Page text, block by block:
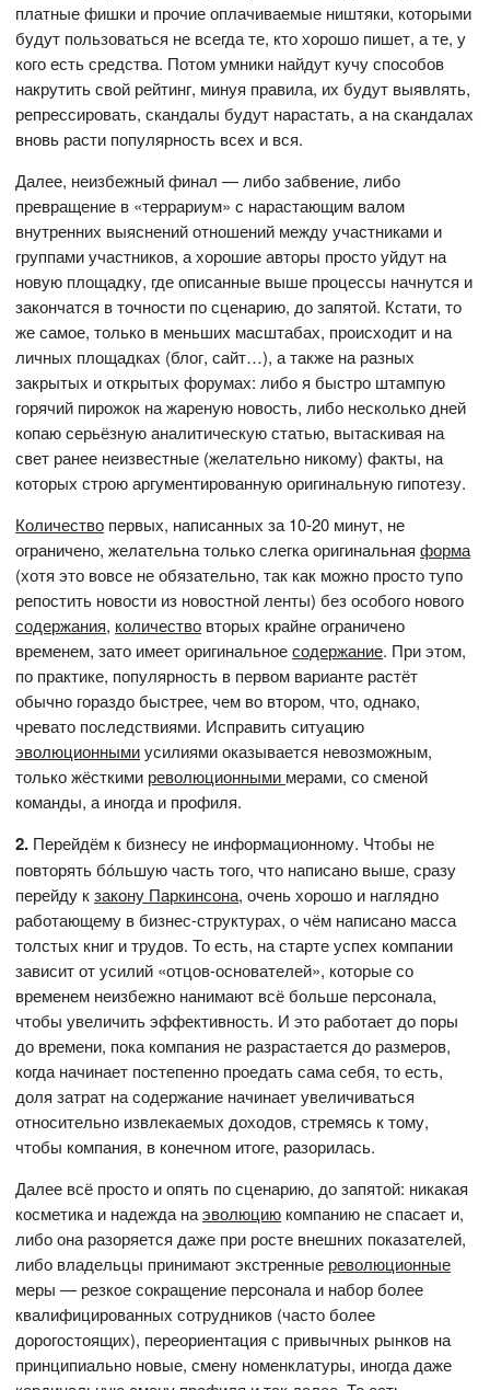
платные фишки и прочие оплачиваемые ништяки, которыми
будут пользоваться не всегда те, кто хорошо пишет, а те, у
кого есть средства. Потом умники найдут кучу способов
накрутить свой рейтинг, минуя правила, их будут выявлять,
репрессировать, скандалы будут нарастать, а на скандалах
вновь расти популярность всех и вся.
Далее, неизбежный финал — либо забвение, либо
превращение в «террариум» с нарастающим валом
внутренних выяснений отношений между участниками и
группами участников, а хорошие авторы просто уйдут на
новую площадку, где описанные выше процессы начнутся и
закончатся в точности по сценарию, до запятой. Кстати, то
же самое, только в меньших масштабах, происходит и на
личных площадках (блог, сайт…), а также на разных
закрытых и открытых форумах: либо я быстро штампую
горячий пирожок на жареную новость, либо несколько дней
копаю серьёзную аналитическую статью, вытаскивая на
свет ранее неизвестные (желательно никому) факты, на
которых строю аргументированную оригинальную гипотезу.
Количество первых, написанных за 10-20 минут, не
ограничено, желательна только слегка оригинальнаяформа
(хотя это вовсе не обязательно, так как можно просто тупо
репостить новости из новостной ленты) без особого нового
содержания, количество вторых крайне ограничено
временем, зато имеет оригинальноесодержание. При этом,
по практике, популярность в первом варианте растёт
обычно гораздо быстрее, чем во втором, что, однако,
чревато последствиями. Исправить ситуацию
эволюционнымиусилиями оказывается невозможным,
только жёсткими революционными мерами, со сменой
команды, а иногда и профиля.
2. Перейдём к бизнесу не информационному. Чтобы не
повторять бóльшую часть того, что написано выше, сразу
перейду кзакону Паркинсона, очень хорошо и наглядно
работающему в бизнес-структурах, о чём написано масса
толстых книг и трудов. То есть, на старте успех компании
зависит от усилий «отцов-основателей», которые со
временем неизбежно нанимают всё больше персонала,
чтобы увеличить эффективность. И это работает до поры
до времени, пока компания не разрастается до размеров,
когда начинает постепенно проедать сама себя, то есть,
доля затрат на содержание начинает увеличиваться
относительно извлекаемых доходов, стремясь к тому,
чтобы компания, в конечном итоге, разорилась.
Далее всё просто и опять по сценарию, до запятой: никакая
косметика и надежда наэволюцию компанию не спасает и,
либо она разоряется даже при росте внешних показателей,
либо владельцы принимают экстренные революционные
меры — резкое сокращение персонала и набор более
квалифицированных сотрудников (часто более
дорогостоящих), переориентация с привычных рынков на
принципиально новые, смену номенклатуры, иногда даже